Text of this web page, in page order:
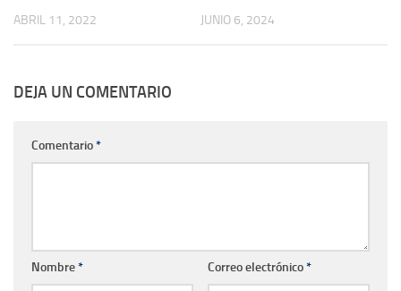
ABRIL 11, 2022 JUNIO 6, 2024
DEJA UN COMENTARIO
Comentario*
Nombre* Correo electrónico*